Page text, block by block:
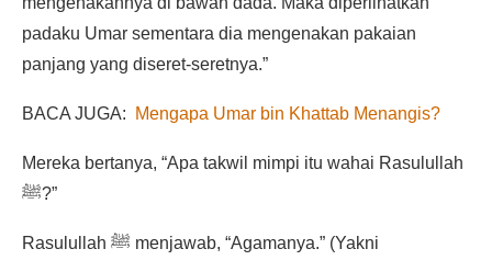
padaku Umar sementara dia mengenakan pakaian
panjang yang diseret-seretnya.”
BACA JUGA: Mengapa Umar bin Khattab Menangis?
Mereka bertanya, “Apa takwil mimpi itu wahai Rasulullah
ﷺ?”
Rasulullah ﷺ menjawab, “Agamanya.” (Yakni